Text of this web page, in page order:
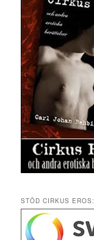
STÖD CIRKUS EROS: